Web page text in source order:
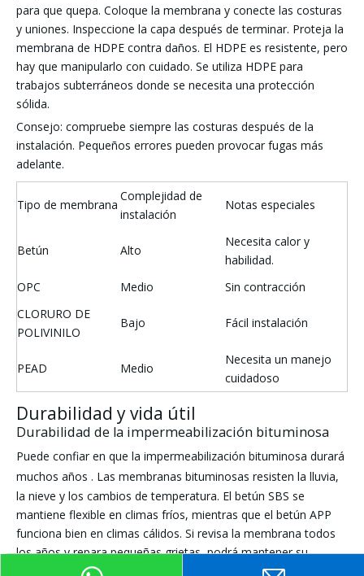
para que quepa. Coloque la membrana y conecte las costuras
y uniones. Inspeccione la capa después de terminar. Proteja la
membrana de HDPE contra daños. El HDPE es resistente, pero
hay que manipularlo con cuidado. Se utiliza HDPE para
trabajos subterráneos donde se necesita una protección
sólida.
Consejo: compruebe siempre las costuras después de la
instalación. Pequeños errores pueden provocar fugas más
adelante.
Tipo de membrana
Complejidad de
instalación
Notas especiales
Betún Alto
Necesita calor y
habilidad.
OPC
Medio
Sin contracción
CLORURO DE
POLIVINILO
Bajo Fácil instalación
PEAD Medio
Necesita un manejo
cuidadoso
Durabilidad y vida útil
Durabilidad de la impermeabilización bituminosa
Puede confiar en que la impermeabilización bituminosa durará
muchos años . Las membranas bituminosas resisten la lluvia,
la nieve y los cambios de temperatura. El betún SBS se
mantiene flexible en climas fríos, mientras que el betún APP
funciona bien en climas cálidos. Si revisa la membrana todos
los años y repara pequeñas grietas, podrá mantener su
edificio seguro. El betún necesita una capa protectora para